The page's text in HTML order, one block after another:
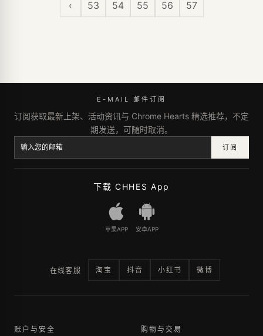
‹ 53 54 55 56 57
E-MAIL 邮件订阅
订阅获取最新上架、活动资讯与 Chrome Hearts 精选推荐，不定
期发送，可随时取消。
订阅
下载 CHHES App
苹果APP 安卓APP
在线客服 淘宝 抖音 小红书 微博
账户与安全 购物与交易